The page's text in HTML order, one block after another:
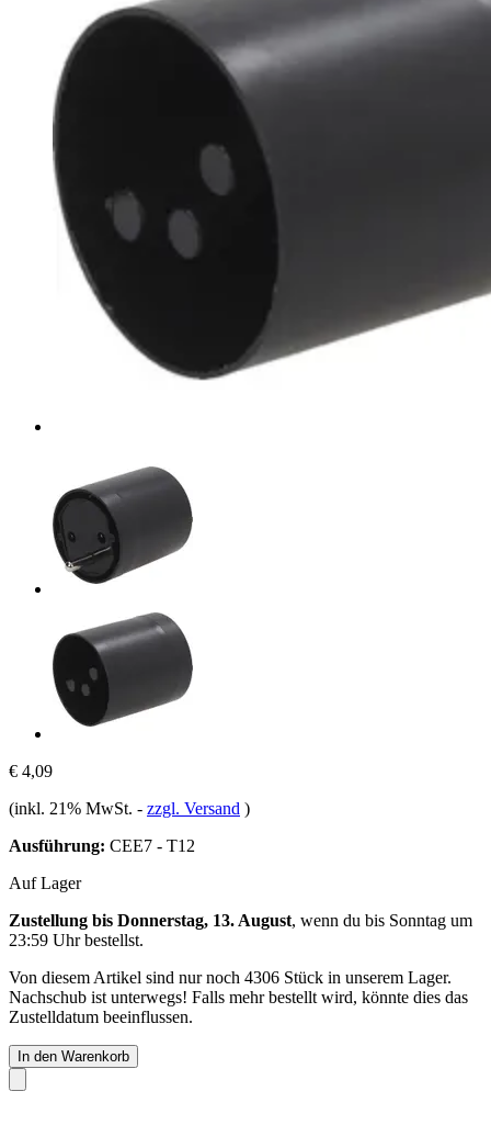
€ 4,09
(inkl. 21% MwSt. - zzgl. Versand )
Ausführung: CEE7 - T12
Auf Lager
Zustellung bis Donnerstag, 13. August, wenn du bis Sonntag um
23:59 Uhrbestellst.
Von diesem Artikel sind nur noch 4306 Stück in unserem Lager.
Nachschub ist unterwegs! Falls mehr bestellt wird, könnte dies das
Zustelldatum beeinflussen.
In den Warenkorb